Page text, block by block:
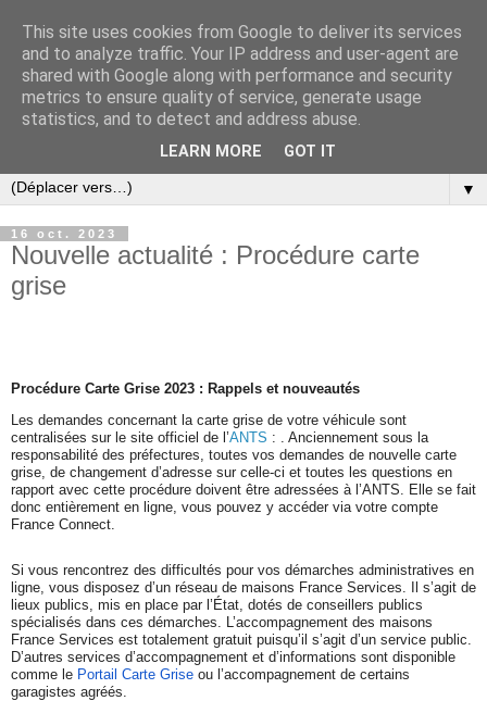
▼
16 oct. 2023
Nouvelle actualité : Procédure carte
grise
Procédure Carte Grise 2023 : Rappels et nouveautés
Les demandes concernant la carte grise de votre véhicule sont
centralisées sur le site officiel de l’ANTS : . Anciennement sous la
responsabilité des préfectures, toutes vos demandes de nouvelle carte
grise, de changement d’adresse sur celle-ci et toutes les questions en
rapport avec cette procédure doivent être adressées à l’ANTS. Elle se fait
donc entièrement en ligne, vous pouvez y accéder via votre compte
France Connect.
Si vous rencontrez des difficultés pour vos démarches administratives en
ligne, vous disposez d’un réseau de maisons France Services. Il s’agit de
lieux publics, mis en place par l’État, dotés de conseillers publics
spécialisés dans ces démarches. L’accompagnement des maisons
France Services est totalement gratuit puisqu’il s’agit d’un service public.
D’autres services d’accompagnement et d’informations sont disponible
comme le Portail Carte Grise ou l’accompagnement de certains
garagistes agréés.
This site uses cookies from Google to deliver its services
and to analyze traffic. Your IP address and user-agent are
shared with Google along with performance and security
metrics to ensure quality of service, generate usage
statistics, and to detect and address abuse.
LEARN MORE GOT IT